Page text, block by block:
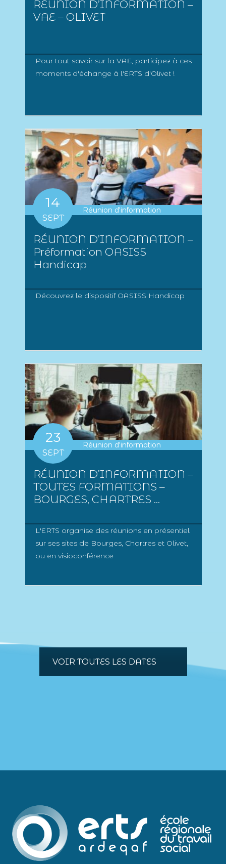
RÉUNION D’INFORMATION –
VAE – OLIVET
Pour tout savoir sur la VAE, participez à ces
moments d'échange à l'ERTS d'Olivet !
14
SEPT
Réunion d'information
RÉUNION D’INFORMATION –
Préformation OASISS
Handicap
Découvrez le dispositif OASISS Handicap
23
SEPT
Réunion d'information
RÉUNION D’INFORMATION –
TOUTES FORMATIONS –
BOURGES, CHARTRES ...
L'ERTS organise des réunions en présentiel
sur ses sites de Bourges, Chartres et Olivet,
ou en visioconférence
VOIR TOUTES LES DATES